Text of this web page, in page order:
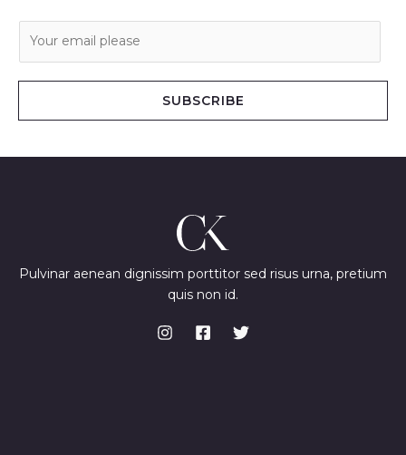
SUBSCRIBE
Pulvinar aenean dignissim porttitor sed risus urna, pretium
quis non id.